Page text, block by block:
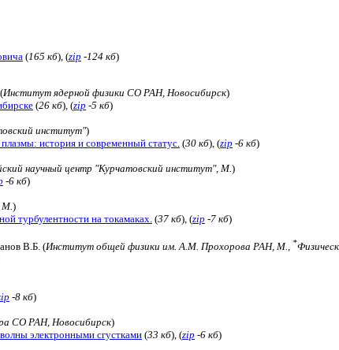
(165 кб), (zip -124 кб)
Институт ядерной физики СО РАН, Новосибирск)
(26 кб), (zip -5 кб)
институт")
история и современный статус. (30 кб), (zip -6 кб)
научный центр "Курчатовский институт", М.)
-6 кб)
М.)
турбулентности на токамаках. (37 кб), (zip -7 кб)
В.Б. (Институт общей физики им. А.М. Прохорова РАН, М., *
-8 кб)
СО РАН, Новосибирск)
электронными сгустками (33 кб), (zip -6 кб)